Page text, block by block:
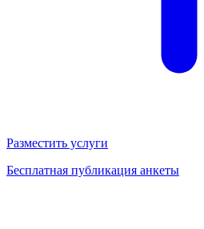
Разместить услуги
Бесплатная публикация анкеты